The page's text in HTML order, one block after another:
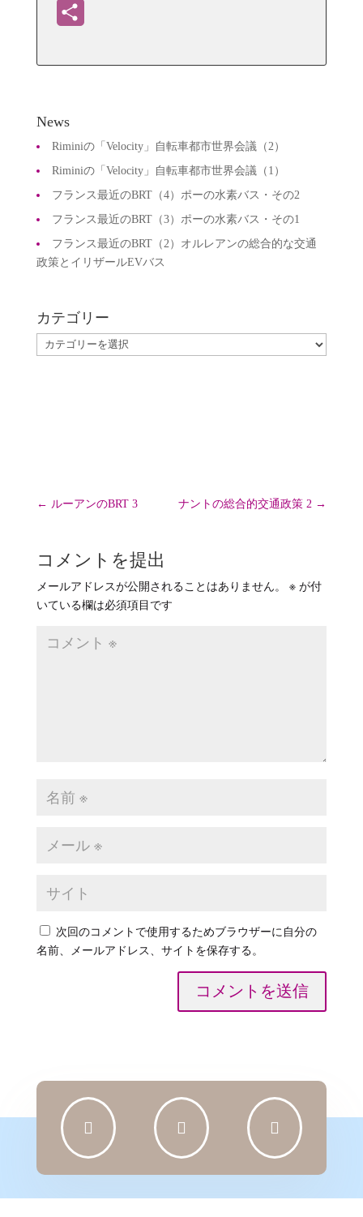
News
Riminiの「Velocity」自転車都市世界会議（2）
Riminiの「Velocity」自転車都市世界会議（1）
フランス最近のBRT（4）ポーの水素バス・その2
フランス最近のBRT（3）ポーの水素バス・その1
フランス最近のBRT（2）オルレアンの総合的な交通
政策とイリザールEVバス
カテゴリー
カ
← ルーアンのBRT 3 ナントの総合的交通政策 2 →
コメントを提出
メールアドレスが公開されることはありません。 ※が付
いている欄は必須項目です
次回のコメントで使用するためブラウザーに自分の
名前、メールアドレス、サイトを保存する。
コメントを送信
  